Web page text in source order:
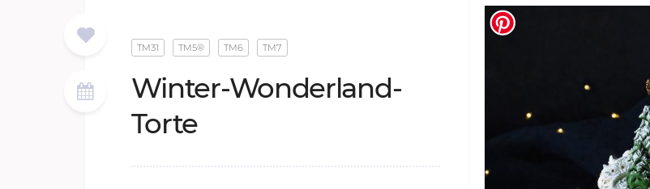
TM31 TM5® TM6 TM7
Win­ter-Won­der­land-
Tor­te